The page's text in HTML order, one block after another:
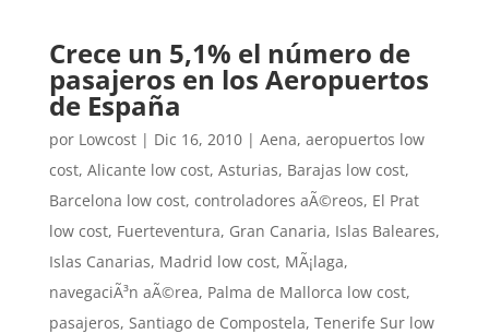
Crece un 5,1% el número de
pasajeros en los Aeropuertos
de España
por Lowcost| Dic 16, 2010| Aena, aeropuertos low
cost, Alicante low cost, Asturias, Barajas low cost,
Barcelona low cost, controladores aÃ©reos, El Prat
low cost, Fuerteventura, Gran Canaria, Islas Baleares,
Islas Canarias, Madrid low cost, MÃ¡laga,
navegaciÃ³n aÃ©rea, Palma de Mallorca low cost,
pasajeros, Santiago de Compostela, Tenerife Sur low